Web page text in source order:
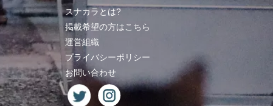
スナカラとは?
掲載希望の方はこちら
運営組織
プライバシーポリシー
お問い合わせ